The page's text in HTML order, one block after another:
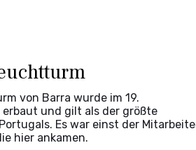
von Barra wurde im 19.
und gilt als der größte
Es war einst der
hier ankamen.